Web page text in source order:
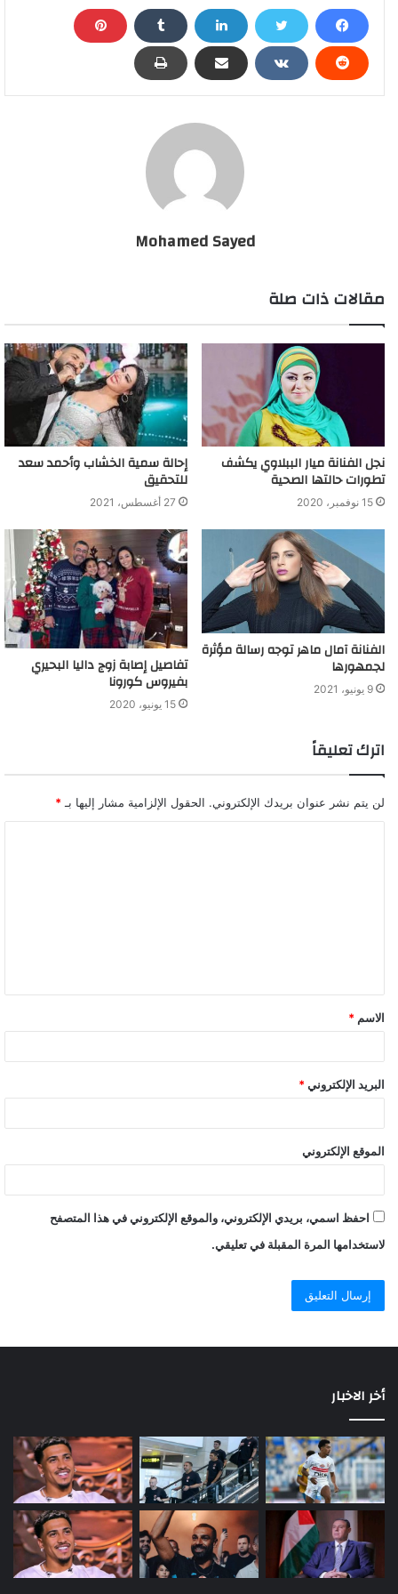
قبل تقديم مشهد ساخن
Mohamed Sayed
مقالات ذات صلة
نجل الفنانة ميار الببلاوي يكشف
تطورات حالتها الصحية
15 نوفمبر، 2020
إحالة سمية الخشاب وأحمد سعد
للتحقيق
27 أغسطس، 2021
الفنانة آمال ماهر توجه رسالة مؤثرة
لجمهورها
9 يونيو، 2021
تفاصيل إصابة زوج داليا البحيري
بفيروس كورونا
15 يونيو، 2020
اترك تعليقاً
لن يتم نشر عنوان بريدك الإلكتروني. الحقول الإلزامية مشار إليها بـ *
الاسم *
البريد الإلكتروني *
الموقع الإلكتروني
احفظ اسمي، بريدي الإلكتروني، والموقع الإلكتروني في هذا المتصفح
لاستخدامها المرة المقبلة في تعليقي.
أخر الاخبار